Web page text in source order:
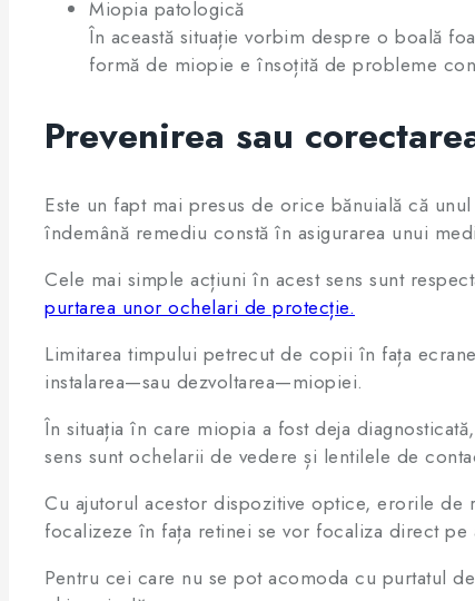
Miopia patologică
În această situație vorbim despre o boală
formă de miopie e însoțită de probleme
Prevenirea sau
Este un fapt mai presus de orice bănuială că
îndemână remediu constă în asigurarea unui
Cele mai simple acțiuni în acest sens sunt
purtarea unor ochelari de protecție.
Limitarea timpului petrecut de copii în fața
instalarea—sau dezvoltarea—miopiei.
În situația în care miopia a fost deja
sens sunt ochelarii de vedere și lentilele de
Cu ajutorul acestor dispozitive optice, erorile
focalizeze în fața retinei se vor focaliza direct pe
Pentru cei care nu se pot acomoda cu purtatul